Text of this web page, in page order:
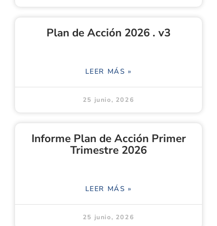
Plan de Acción 2026 . v3
LEER MÁS »
25 junio, 2026
Informe Plan de Acción Primer
Trimestre 2026
LEER MÁS »
25 junio, 2026